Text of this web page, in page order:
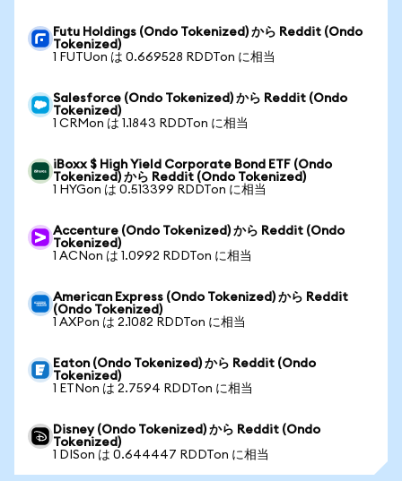
Futu Holdings (Ondo Tokenized) から Reddit (Ondo
Tokenized)
1 FUTUon は 0.669528 RDDTon に相当
Salesforce (Ondo Tokenized) から Reddit (Ondo
Tokenized)
1 CRMon は 1.1843 RDDTon に相当
iBoxx $ High Yield Corporate Bond ETF (Ondo
Tokenized) から Reddit (Ondo Tokenized)
1 HYGon は 0.513399 RDDTon に相当
Accenture (Ondo Tokenized) から Reddit (Ondo
Tokenized)
1 ACNon は 1.0992 RDDTon に相当
American Express (Ondo Tokenized) から Reddit
(Ondo Tokenized)
1 AXPon は 2.1082 RDDTon に相当
Eaton (Ondo Tokenized) から Reddit (Ondo
Tokenized)
1 ETNon は 2.7594 RDDTon に相当
Disney (Ondo Tokenized) から Reddit (Ondo
Tokenized)
1 DISon は 0.644447 RDDTon に相当